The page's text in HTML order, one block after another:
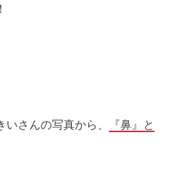
さんの写真から、
『鼻』と